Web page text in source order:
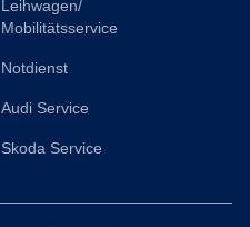
Leihwagen/
Mobilitätsservice
Notdienst
Audi Service
Skoda Service